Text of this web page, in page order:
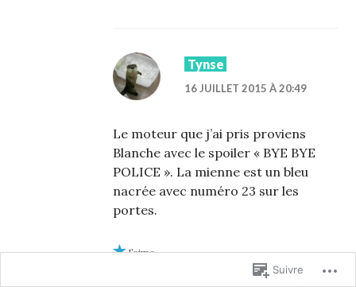
Tynse
16 JUILLET 2015 À 20:49
Le moteur que j’ai pris proviens
Blanche avec le spoiler « BYE BYE
POLICE ». La mienne est un bleu
nacrée avec numéro 23 sur les
portes.
J’aime
Suivre